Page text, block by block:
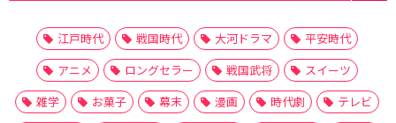
江戸時代 戦国時代 大河ドラマ
平安時代
アニメ
ロングセラー 戦国武将
スイーツ
雑学
お菓子 幕末 漫画 時代劇
テレビ